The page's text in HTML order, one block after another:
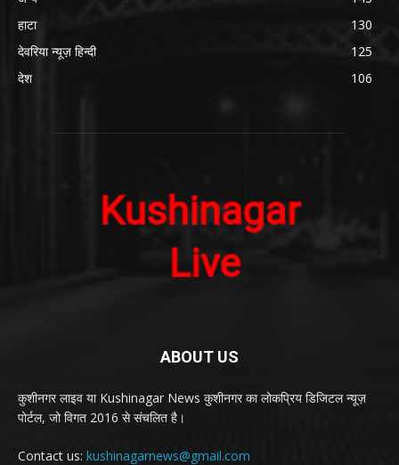
हाटा
130
देवरिया न्यूज़ हिन्दी
125
देश
106
ABOUT US
कुशीनगर लाइव या Kushinagar News कुशीनगर का लोकप्रिय डिजिटल न्यूज़
पोर्टल, जो विगत 2016 से संचलित है।
Contact us: kushinagarnews@gmail.com